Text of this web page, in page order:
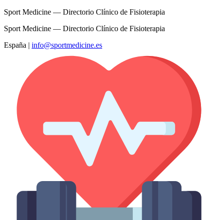
Sport Medicine — Directorio Clínico de Fisioterapia
Sport Medicine — Directorio Clínico de Fisioterapia
España | info@sportmedicine.es